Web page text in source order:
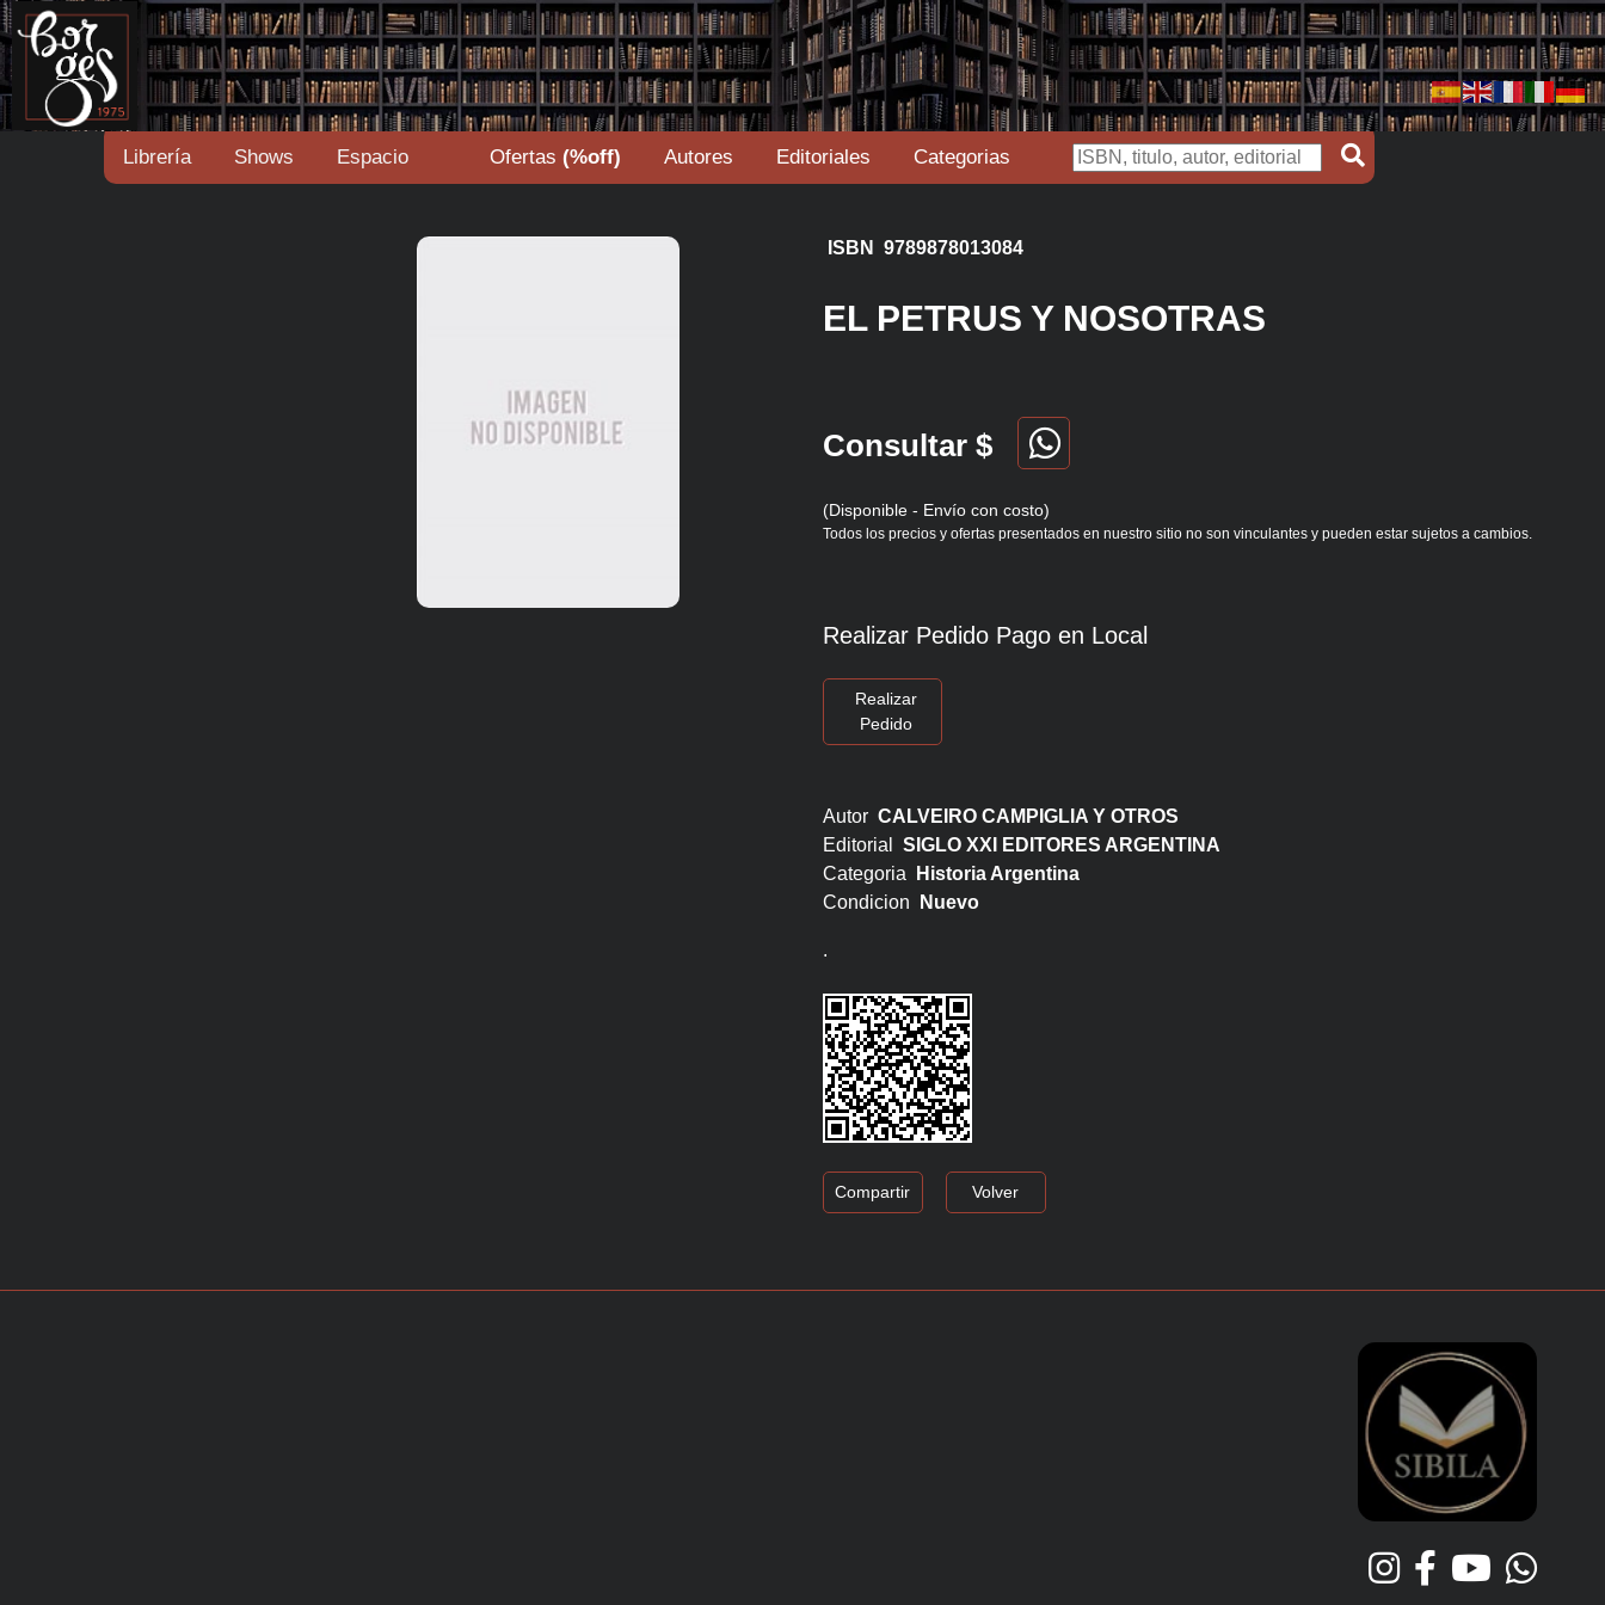
Librería Shows Espacio Ofertas (%off) Autores Editoriales Categorias
ISBN 9789878013084
EL PETRUS Y NOSOTRAS
Consultar $
(Disponible - Envío con costo)
Todos los precios y ofertas presentados en nuestro sitio no son vinculantes y pueden estar sujetos a cambios.
Realizar Pedido Pago en Local
Realizar
Pedido
Autor CALVEIRO CAMPIGLIA Y OTROS
Editorial SIGLO XXI EDITORES ARGENTINA
Categoria
Historia Argentina
Condicion
Nuevo
.
Compartir Volver